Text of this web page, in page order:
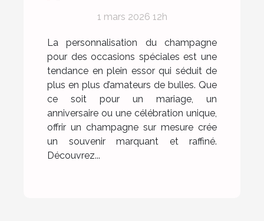
occasions spéciales ?
1 mars 2026 12h
La personnalisation du champagne
pour des occasions spéciales est une
tendance en plein essor qui séduit de
plus en plus d’amateurs de bulles. Que
ce soit pour un mariage, un
anniversaire ou une célébration unique,
offrir un champagne sur mesure crée
un souvenir marquant et raffiné.
Découvrez...